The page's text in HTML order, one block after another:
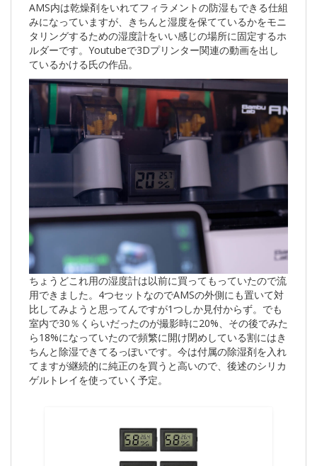
AMS内は乾燥剤をいれてフィラメントの防湿もできる仕組
みになっていますが、きちんと湿度を保てているかをモニ
タリングするための湿度計をいい感じの場所に固定するホ
ルダーです。Youtubeで3Dプリンター関連の動画を出し
ているかける氏の作品。
ちょうどこれ用の湿度計は以前に買ってもっていたので流
用できました。4つセットなのでAMSの外側にも置いて対
比してみようと思ってんですが1つしか見付からず。でも
室内で30％くらいだったのが撮影時に20%、その後でみた
ら18%になっていたので頻繁に開け閉めしている割にはき
ちんと除湿できてるっぽいです。今は付属の除湿剤を入れ
てますが継続的に純正のを買うと高いので、後述のシリカ
ゲルトレイを使っていく予定。